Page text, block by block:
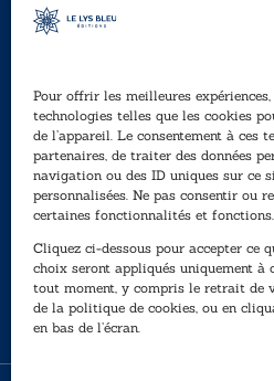
Pour offrir les meilleures
technologies telles que les cookies
de l’appareil. Le consentement à ces
partenaires, de traiter des données
navigation ou des ID uniques sur ce
personnalisées. Ne pas consentir ou
certaines fonctionnalités et fonctions.
Cliquez ci-dessous pour accepter ce
choix seront appliqués uniquement à
tout moment, y compris le retrait de
de la politique de cookies, ou en
en bas de l’écran.
40, rue du Louvre
01 76 50 38 88
Horaires du standard
De mardi à vendredi :
9h - 12h et 13h30 -
Lundi, samedi et